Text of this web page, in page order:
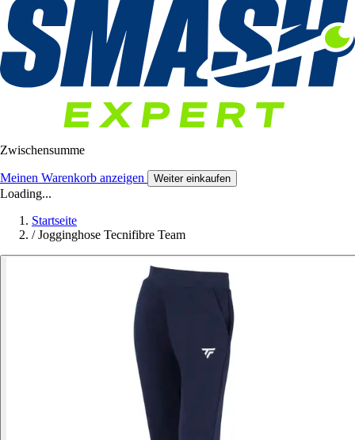
Zwischensumme
Meinen Warenkorb anzeigen Weiter einkaufen
Loading...
Startseite
/ Jogginghose Tecnifibre Team